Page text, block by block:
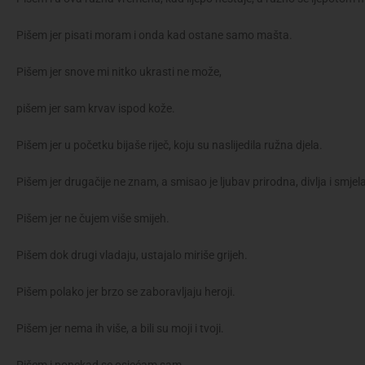
Pišem jer pisati moram i onda kad ostane samo mašta.
Pišem jer snove mi nitko ukrasti ne može,
pišem jer sam krvav ispod kože.
Pišem jer u početku bijaše riječ, koju su naslijedila ružna djela.
Pišem jer drugačije ne znam, a smisao je ljubav prirodna, divlja i
Pišem jer ne čujem više smijeh.
Pišem dok drugi vladaju, ustajalo miriše grijeh.
Pišem polako jer brzo se zaboravljaju heroji.
Pišem jer nema ih više, a bili su moji i tvoji.